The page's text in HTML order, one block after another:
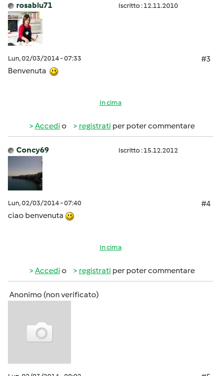
rosablu71 Iscritto : 12.11.2010
Lun, 02/03/2014 - 07:33
#3
Benvenuta
In cima
Accedi o registrati per poter commentare
Concy69 Iscritto : 15.12.2012
Lun, 02/03/2014 - 07:40
#4
ciao benvenuta
In cima
Accedi o registrati per poter commentare
Anonimo (non verificato)